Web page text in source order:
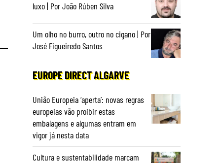
luxo | Por João Rúben Silva
Um olho no burro, outro no cigano | Por
José Figueiredo Santos
EUROPE DIRECT ALGARVE
União Europeia ‘aperta’: novas regras
europeias vão proibir estas
embalagens e algumas entram em
vigor já nesta data
Cultura e sustentabilidade marcam